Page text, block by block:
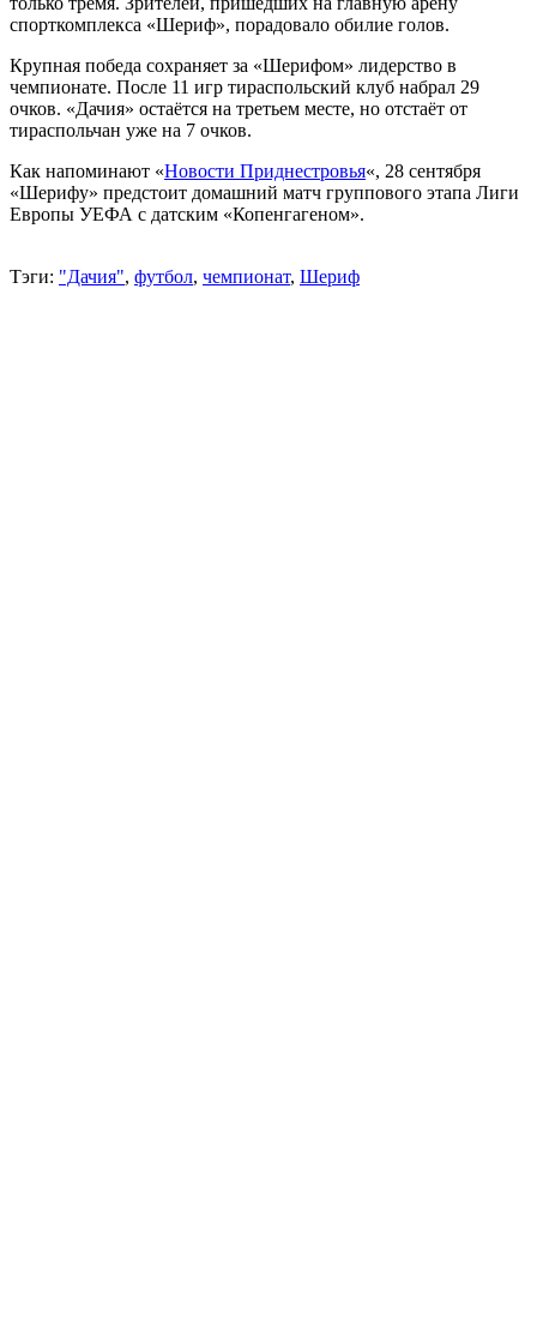
спорткомплекса «Шериф», порадовало обилие голов.
Крупная победа сохраняет за «Шерифом» лидерство в
чемпионате. После 11 игр тираспольский клуб набрал 29
очков. «Дачия» остаётся на третьем месте, но отстаёт от
тираспольчан уже на 7 очков.
Как напоминают «Новости Приднестровья«, 28 сентября
«Шерифу» предстоит домашний матч группового этапа Лиги
Европы УЕФА с датским «Копенгагеном».
Тэги: "Дачия", футбол, чемпионат, Шериф